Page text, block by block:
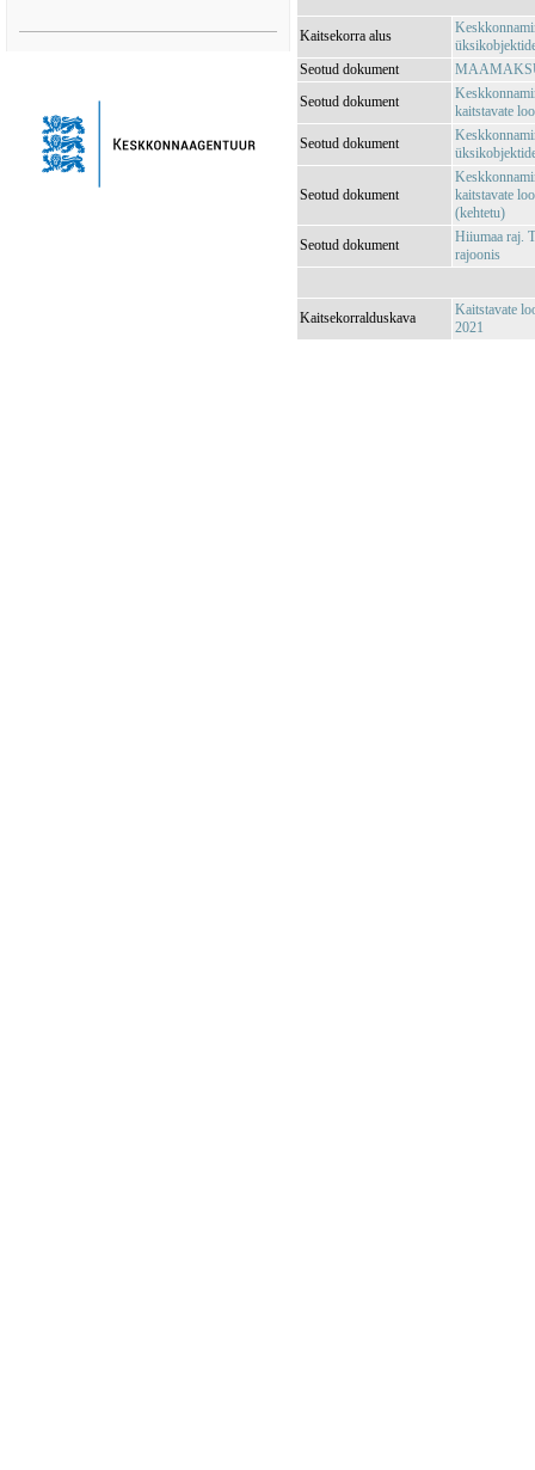
Kaitsekorra alus
Seotud dokument
Seotud dokument
kaitstavate
Seotud dokument
Seotud dokument
kaitstavate
(kehtetu)
Seotud dokument
Hiiumaa raj.
rajoonis
Kaitsekorralduskava
Kaitstavate
2021